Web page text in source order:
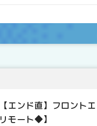
【エンド直】フロント
リモート◆】